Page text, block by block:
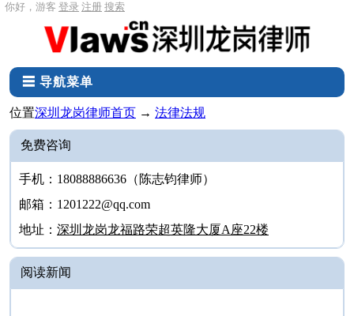
你好，游客 登录 注册 搜索
☰ 导航菜单
位置深圳龙岗律师首页 → 法律法规
免费咨询
手机：18088886636（陈志钧律师）
邮箱：1201222@qq.com
地址： 深圳龙岗龙福路荣超英隆大厦A座22楼
阅读新闻